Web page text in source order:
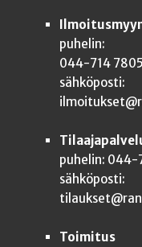
puhelin:
044-714 7805
sähköposti:
puhelin: 044-
sähköposti:
Toimitus